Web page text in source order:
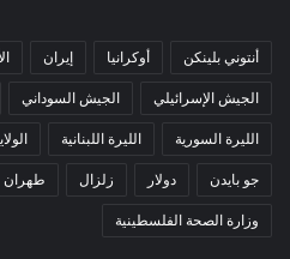
أنتوني بلينكن أوكرانيا إيران
الجيش الإسرائيلي الجيش السوداني
الليرة السورية الليرة اللبنانية
جو بايدن دولار زلزال طهران
وزارة الصحة الفلسطينية